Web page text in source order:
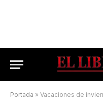
Portada » Vacaciones de invierno: